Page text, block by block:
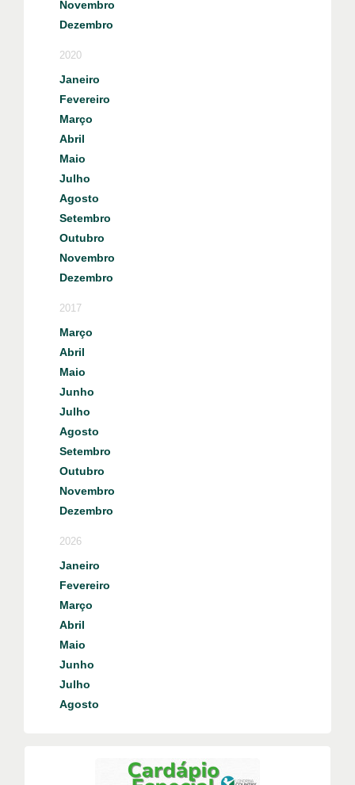
Novembro
Dezembro
2020
Janeiro
Fevereiro
Março
Abril
Maio
Julho
Agosto
Setembro
Outubro
Novembro
Dezembro
2017
Março
Abril
Maio
Junho
Julho
Agosto
Setembro
Outubro
Novembro
Dezembro
2026
Janeiro
Fevereiro
Março
Abril
Maio
Junho
Julho
Agosto